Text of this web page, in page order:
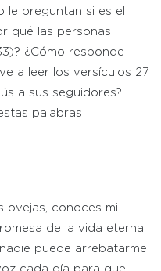
le preguntan si es el
qué las personas
¿Cómo responde
a leer los versículos 27
a sus seguidores?
palabras
ovejas, conoces mi
de la vida eterna
puede arrebatarme